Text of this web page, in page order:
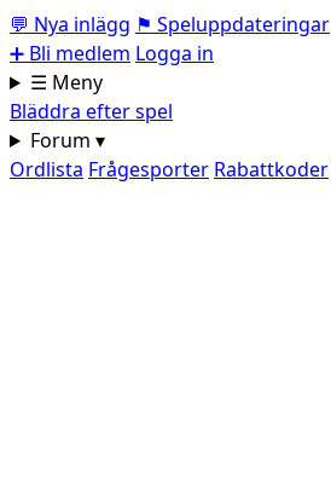
💬 Nya inlägg ⚑ Speluppdateringar
➕ Bli medlem Logga in
☰ Meny
Bläddra efter spel
Forum ▾
Ordlista Frågesporter Rabattkoder